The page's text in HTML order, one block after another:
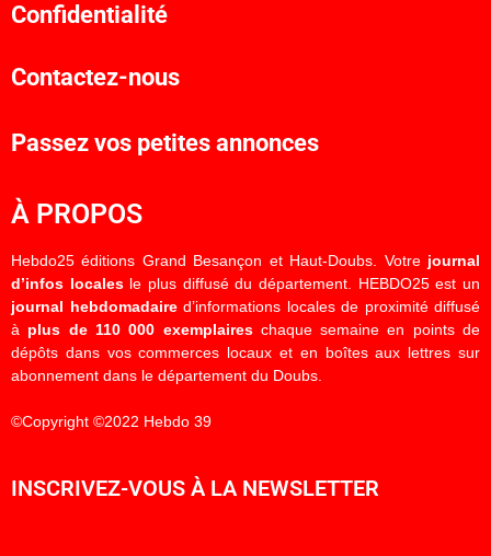
Confidentialité
Contactez-nous
Passez vos petites annonces
À PROPOS
Hebdo25 éditions Grand Besançon et Haut-Doubs. Votre journal
d’infos localesle plus diffusé du département. HEBDO25 est un
journal hebdomadaired’informations locales de proximité diffusé
à plus de 110 000 exemplaireschaque semaine en points de
dépôts dans vos commerces locaux et en boîtes aux lettres sur
abonnement dans le département du Doubs.
©Copyright ©2022 Hebdo 39
INSCRIVEZ-VOUS À LA NEWSLETTER